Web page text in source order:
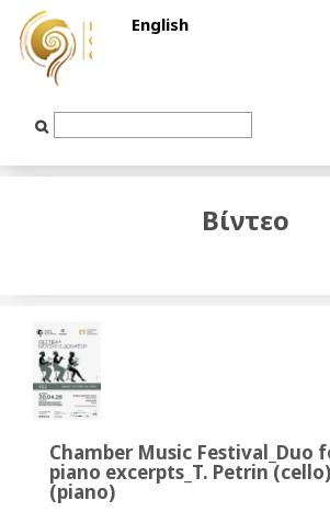
English
Input
Βίντεο
Chamber Music Festival_Duo
piano excerpts_T. Petrin
(piano)